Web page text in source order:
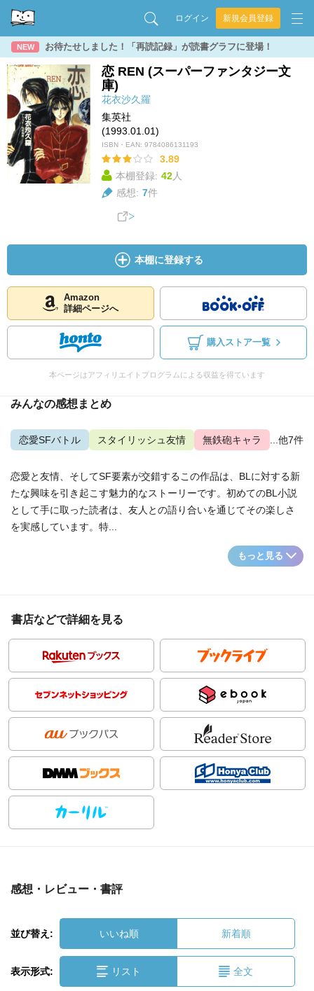
ログイン 新規会員登録
NEW お待たせしました！「再読記録」が読書グラフに登場！
恋 REN (スーパーファンタジー文
庫)
花衣沙久羅
集英社
(1993.01.01)
ISBN・EAN: 9784086131193
3.89
本棚登録: 42人
感想: 7件
本棚に登録する
Amazon
詳細ページへ
購入ストア一覧
本ページはアフィリエイトプログラムによる収益を得ています
みんなの感想まとめ
恋愛SFバトル スタイリッシュ友情 無鉄砲キャラ ...他7件
恋愛と友情、そしてSF要素が交錯するこの作品は、BLに対する新
たな興味を引き起こす魅力的なストーリーです。初めてのBL小説
として手に取った読者は、友人との語り合いを通じてその楽しさ
を実感しています。特...
もっと見る
書店などで詳細を見る
感想・レビュー・書評
並び替え: いいね順 新着順
表示形式: リスト 全文